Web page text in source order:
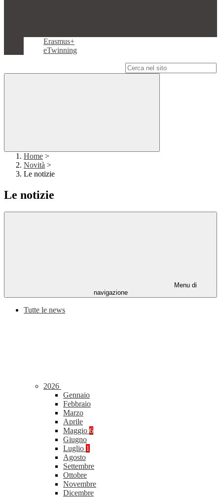
Erasmus+
eTwinning
Home >
Novità >
Le notizie
Le notizie
Menu di
navigazione
Tutte le news
2026
Gennaio
Febbraio
Marzo
Aprile
Maggio 6
Giugno
Luglio 1
Agosto
Settembre
Ottobre
Novembre
Dicembre